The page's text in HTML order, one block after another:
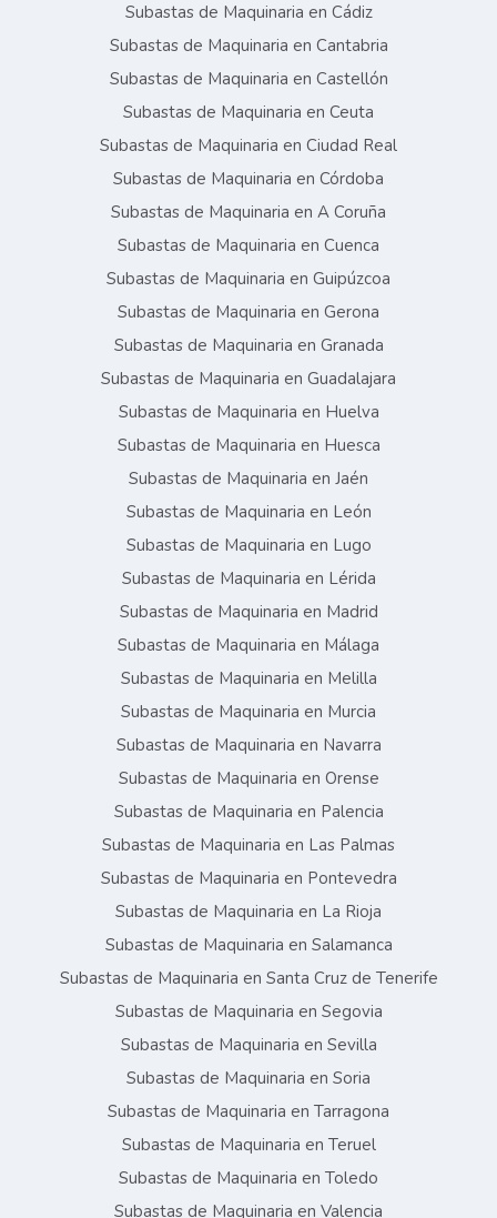
Subastas de Maquinaria en Cádiz
Subastas de Maquinaria en Cantabria
Subastas de Maquinaria en Castellón
Subastas de Maquinaria en Ceuta
Subastas de Maquinaria en Ciudad Real
Subastas de Maquinaria en Córdoba
Subastas de Maquinaria en A Coruña
Subastas de Maquinaria en Cuenca
Subastas de Maquinaria en Guipúzcoa
Subastas de Maquinaria en Gerona
Subastas de Maquinaria en Granada
Subastas de Maquinaria en Guadalajara
Subastas de Maquinaria en Huelva
Subastas de Maquinaria en Huesca
Subastas de Maquinaria en Jaén
Subastas de Maquinaria en León
Subastas de Maquinaria en Lugo
Subastas de Maquinaria en Lérida
Subastas de Maquinaria en Madrid
Subastas de Maquinaria en Málaga
Subastas de Maquinaria en Melilla
Subastas de Maquinaria en Murcia
Subastas de Maquinaria en Navarra
Subastas de Maquinaria en Orense
Subastas de Maquinaria en Palencia
Subastas de Maquinaria en Las Palmas
Subastas de Maquinaria en Pontevedra
Subastas de Maquinaria en La Rioja
Subastas de Maquinaria en Salamanca
Subastas de Maquinaria en Santa Cruz de Tenerife
Subastas de Maquinaria en Segovia
Subastas de Maquinaria en Sevilla
Subastas de Maquinaria en Soria
Subastas de Maquinaria en Tarragona
Subastas de Maquinaria en Teruel
Subastas de Maquinaria en Toledo
Subastas de Maquinaria en Valencia